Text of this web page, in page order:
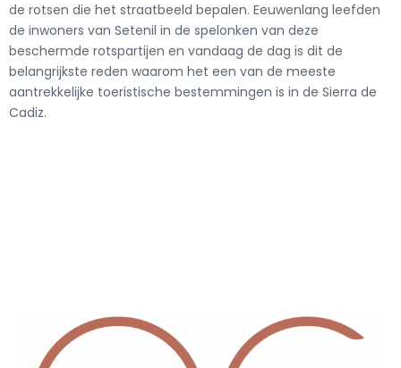
de rotsen die het straatbeeld bepalen. Eeuwenlang leefden
de inwoners van Setenil in de spelonken van deze
beschermde rotspartijen en vandaag de dag is dit de
belangrijkste reden waarom het een van de meeste
aantrekkelijke toeristische bestemmingen is in de Sierra de
Cadiz.